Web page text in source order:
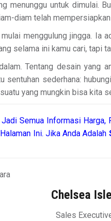
menunggu untuk
diam telah
menggulung jingga.
selama ini kamu cari, tapi
Tentang desain yang
sederhana:
yang mungkin bisa kita
Semua Informasi
Ini. Jika Anda Adalah
Chelsea
Sales